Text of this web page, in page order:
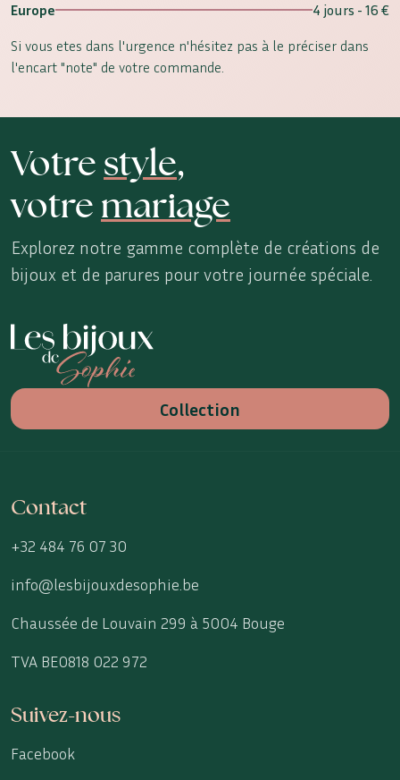
Europe
4 jours - 16 €
Si vous etes dans l'urgence n'hésitez pas à le préciser dans
l'encart "note" de votre commande.
Votrestyle,
votremariage
Explorez notre gamme complète de créations de
bijoux et de parures pour votre journée spéciale.
Les Bijoux de Sophie
Collection
Contact
+32 484 76 07 30
info@lesbijouxdesophie.be
Chaussée de Louvain 299 à 5004 Bouge
TVA BE0818 022 972
Suivez-nous
Facebook